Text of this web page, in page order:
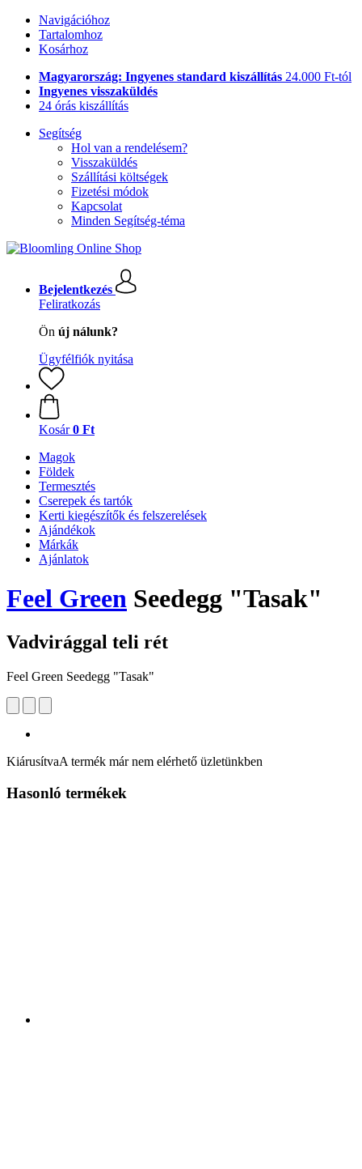
Navigációhoz
Tartalomhoz
Kosárhoz
Magyarország: Ingyenes standard kiszállítás 24.000 Ft-tól
Ingyenes visszaküldés
24 órás kiszállítás
Segítség
Hol van a rendelésem?
Visszaküldés
Szállítási költségek
Fizetési módok
Kapcsolat
Minden Segítség-téma
Bejelentkezés
Feliratkozás
Ön új nálunk?
Ügyfélfiók nyitása
Kosár 0 Ft
Magok
Földek
Termesztés
Cserepek és tartók
Kerti kiegészítők és felszerelések
Ajándékok
Márkák
Ajánlatok
Feel Green Seedegg "Tasak"
Vadvirággal teli rét
Feel Green Seedegg "Tasak"
KiárusítvaA termék már nem elérhető üzletünkben
Hasonló termékek